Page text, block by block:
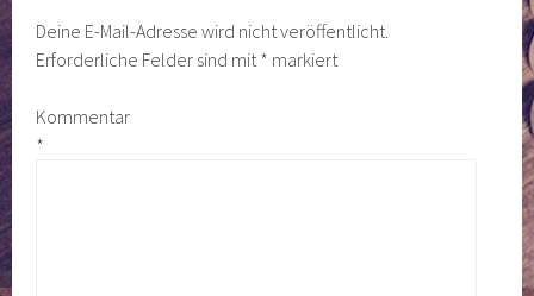
Deine E-Mail-Adresse wird nicht veröffentlicht.
Erforderliche Felder sind mit* markiert
Kommentar
*